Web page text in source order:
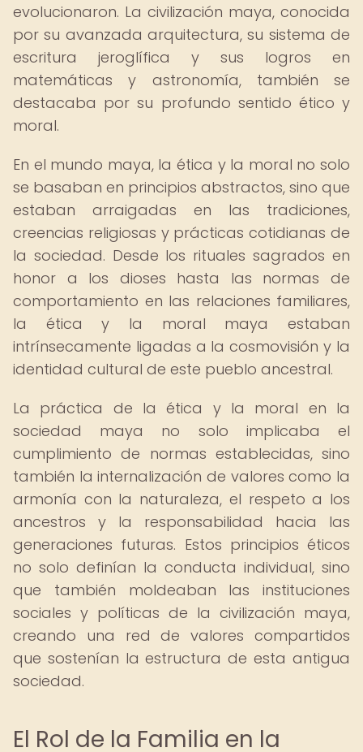
evolucionaron. La civilización maya, conocida
por su avanzada arquitectura, su sistema de
escritura jeroglífica y sus logros en
matemáticas y astronomía, también se
destacaba por su profundo sentido ético y
moral.
En el mundo maya, la ética y la moral no solo
se basaban en principios abstractos, sino que
estaban arraigadas en las tradiciones,
creencias religiosas y prácticas cotidianas de
la sociedad. Desde los rituales sagrados en
honor a los dioses hasta las normas de
comportamiento en las relaciones familiares,
la ética y la moral maya estaban
intrínsecamente ligadas a la cosmovisión y la
identidad cultural de este pueblo ancestral.
La práctica de la ética y la moral en la
sociedad maya no solo implicaba el
cumplimiento de normas establecidas, sino
también la internalización de valores como la
armonía con la naturaleza, el respeto a los
ancestros y la responsabilidad hacia las
generaciones futuras. Estos principios éticos
no solo definían la conducta individual, sino
que también moldeaban las instituciones
sociales y políticas de la civilización maya,
creando una red de valores compartidos
que sostenían la estructura de esta antigua
sociedad.
El Rol de la Familia en la